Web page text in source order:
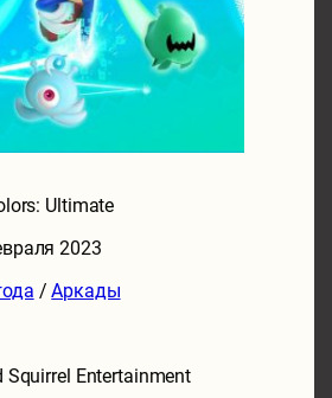
Ultimate
2023
/Аркады
Squirrel Entertainment